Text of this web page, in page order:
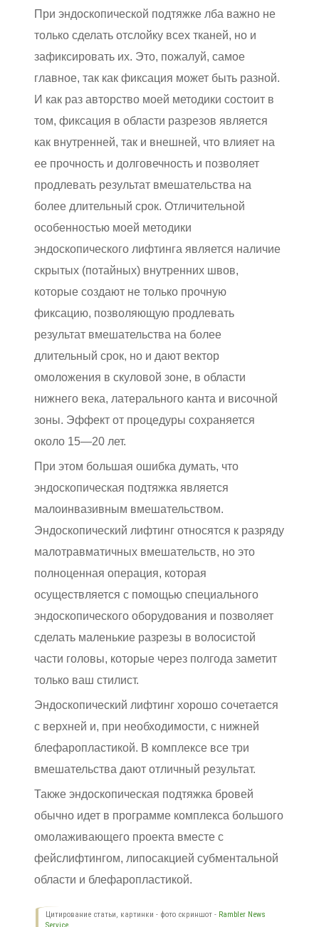
При эндоскопической подтяжке лба важно не
только сделать отслойку всех тканей, но и
зафиксировать их. Это, пожалуй, самое
главное, так как фиксация может быть разной.
И как раз авторство моей методики состоит в
том, фиксация в области разрезов является
как внутренней, так и внешней, что влияет на
ее прочность и долговечность и позволяет
продлевать результат вмешательства на
более длительный срок. Отличительной
особенностью моей методики
эндоскопического лифтинга является наличие
скрытых (потайных) внутренних швов,
которые создают не только прочную
фиксацию, позволяющую продлевать
результат вмешательства на более
длительный срок, но и дают вектор
омоложения в скуловой зоне, в области
нижнего века, латерального канта и височной
зоны. Эффект от процедуры сохраняется
около 15—20 лет.
При этом большая ошибка думать, что
эндоскопическая подтяжка является
малоинвазивным вмешательством.
Эндоскопический лифтинг относятся к разряду
малотравматичных вмешательств, но это
полноценная операция, которая
осуществляется с помощью специального
эндоскопического оборудования и позволяет
сделать маленькие разрезы в волосистой
части головы, которые через полгода заметит
только ваш стилист.
Эндоскопический лифтинг хорошо сочетается
с верхней и, при необходимости, с нижней
блефаропластикой. В комплексе все три
вмешательства дают отличный результат.
Также эндоскопическая подтяжка бровей
обычно идет в программе комплекса большого
омолаживающего проекта вместе с
фейслифтингом, липосакцией субментальной
области и блефаропластикой.
Цитирование статьи, картинки - фото скриншот - Rambler News
Service.